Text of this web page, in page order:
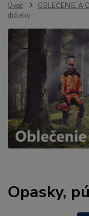
Úvod OBLEČENIE A
držiaky
Opasky,